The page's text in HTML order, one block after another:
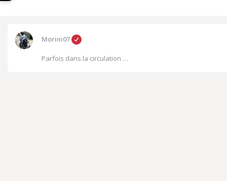
Morini07
Parfois dans la circulation …